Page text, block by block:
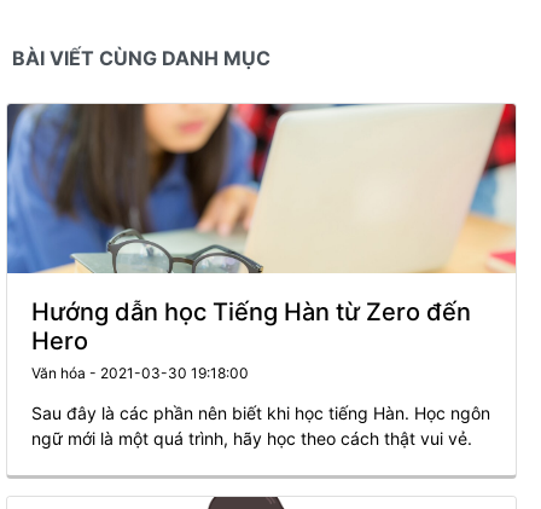
BÀI VIẾT CÙNG DANH MỤC
Hướng dẫn học Tiếng Hàn từ Zero đến
Hero
Văn hóa - 2021-03-30 19:18:00
Sau đây là các phần nên biết khi học tiếng Hàn. Học ngôn
ngữ mới là một quá trình, hãy học theo cách thật vui vẻ.